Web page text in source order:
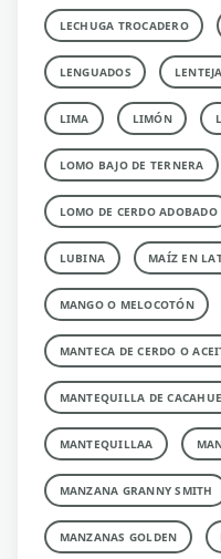
LECHUGA TROCADERO
LENGUADOS
LIMA LIMÓN
LOMO BAJO DE TERNERA
LOMO DE CERDO ADOBADO
LUBINA MAÍZ EN
MANGO O MELOCOTÓN
MANTECA DE CERDO O
MANTEQUILLA DE
MANTEQUILLAA
MANZANA GRANNY SMITH
MANZANAS GOLDEN